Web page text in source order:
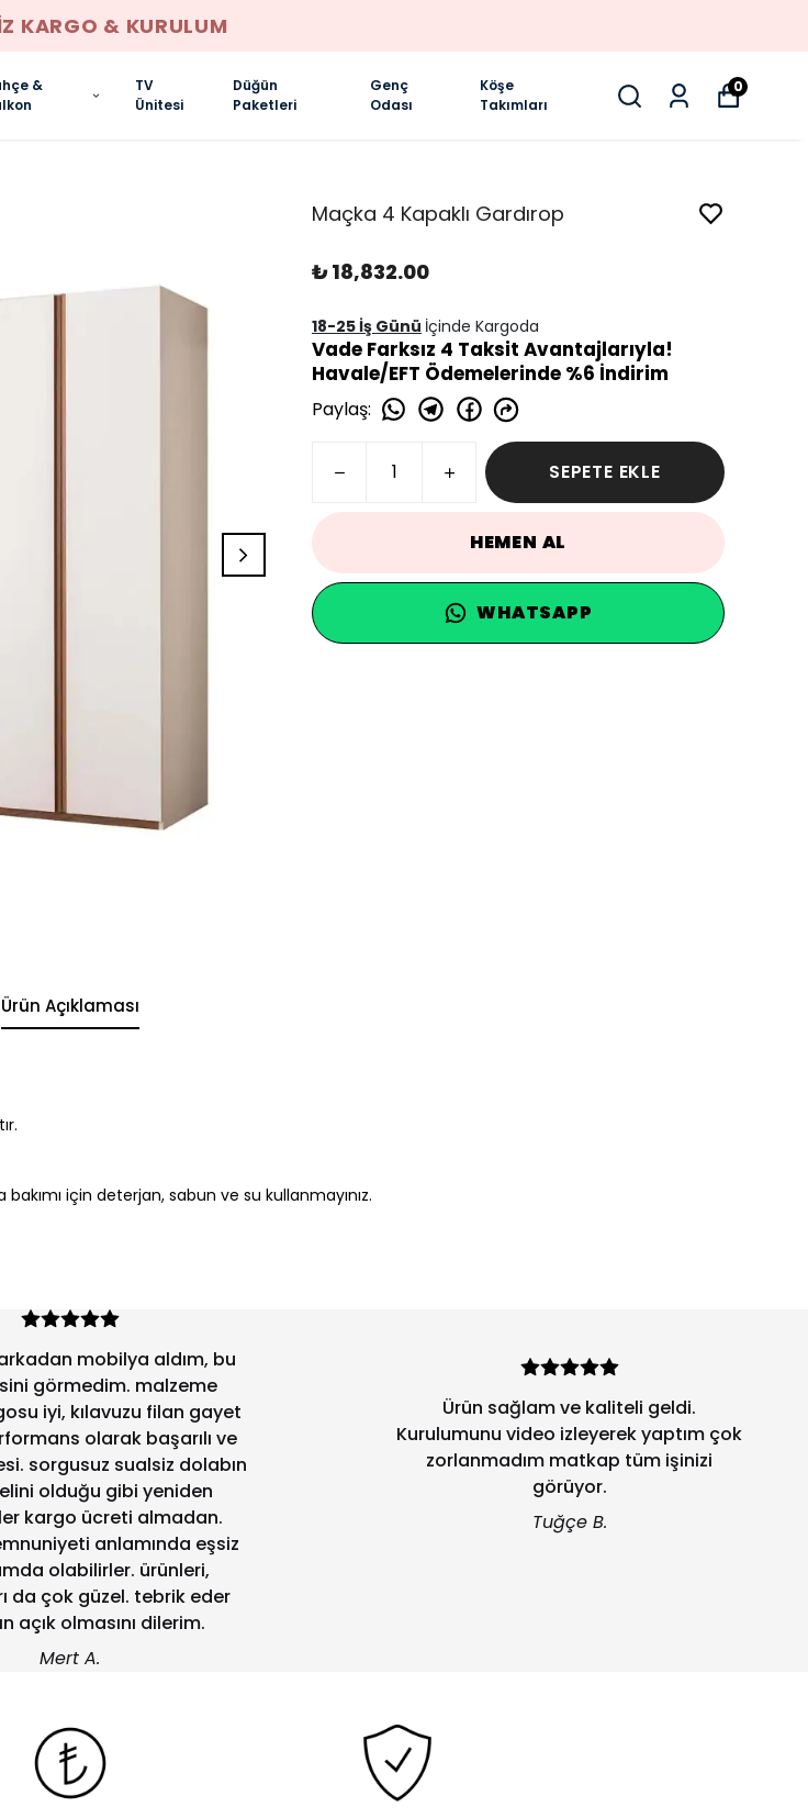
ANKARA İÇI ELDEN TAKSIT İMKANI
&
TV
Ünitesi
Düğün
Paketleri
Genç
Odası
Köşe
Takımları
0
Maçka 4 Kapaklı Gardırop
₺ 18,832.00
18-25 İş Günü İçinde Kargoda
Vade Farksız 4 Taksit Avantajlarıyla!
Havale/EFT Ödemelerinde %6 İndirim
Paylaş:
SEPETE EKLE
HEMEN AL
WHATSAPP
Ürün Açıklaması
için deterjan, sabun ve su kullanmayınız.
mobilya aldım, bu
görmedim. malzeme
iyi, kılavuzu filan gayet
olarak başarılı ve
sorgusuz sualsiz dolabın
olduğu gibi yeniden
kargo ücreti almadan.
anlamında eşsiz
olabilirler. ürünleri,
da çok güzel. tebrik eder
açık olmasını dilerim.
Mert A.
Ürün sağlam ve kaliteli geldi.
Kurulumunu video izleyerek yaptım çok
zorlanmadım matkap tüm işinizi
görüyor.
Tuğçe B.